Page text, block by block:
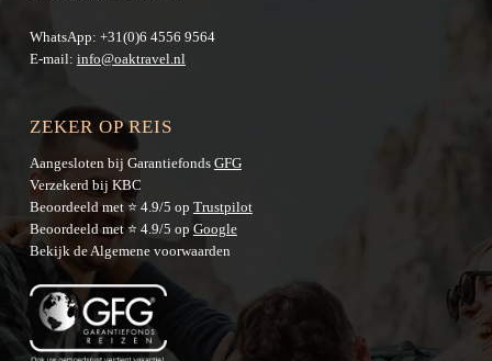
WhatsApp: +31(0)6 4556 9564
E-mail: info@oaktravel.nl
ZEKER OP REIS
Aangesloten bij Garantiefonds GFG
Verzekerd bij KBC
Beoordeeld met ⭐ 4.9/5 op Trustpilot
Beoordeeld met ⭐ 4.9/5 op Google
Bekijk deAlgemene voorwaarden